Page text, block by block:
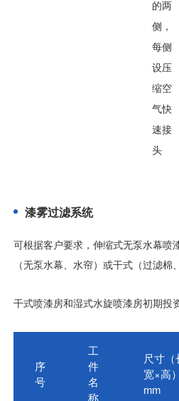
的两
侧，
每侧
设压
缩空
气快
速接
头
漆雾过滤系统
可根据客户要求，伸缩式无泵水幕喷
（无泵水幕、水帘）或干式（过滤棉
干式喷漆房和湿式水旋喷漆房初期投
序
号
工
件
名
称
尺寸（
宽×高）
mm